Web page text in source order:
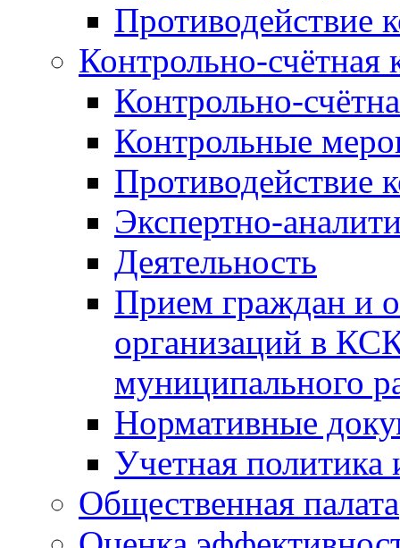
Противодействие
Контрольно-счётная
Контрольно-
Контрольные
Противодействие
Экспертно-
Деятельность
Прием граждан и
организаций в
муниципального
Нормативные
Учетная политика
Общественная палата